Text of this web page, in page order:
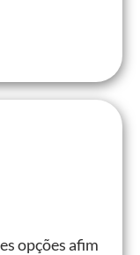
opções afim